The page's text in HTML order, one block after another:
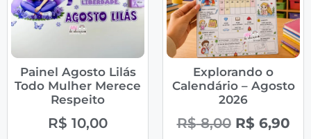
Painel Agosto Lilás
Todo Mulher Merece
Respeito
R$ 10,00
Explorando o
Calendário – Agosto
2026
R$8,00 R$6,90